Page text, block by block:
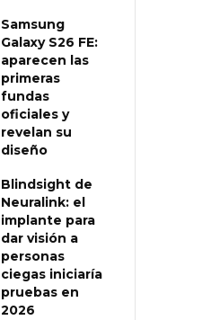
Samsung
Galaxy S26 FE:
aparecen las
primeras
fundas
oficiales y
revelan su
diseño
Blindsight de
Neuralink: el
implante para
dar visión a
personas
ciegas iniciaría
pruebas en
2026